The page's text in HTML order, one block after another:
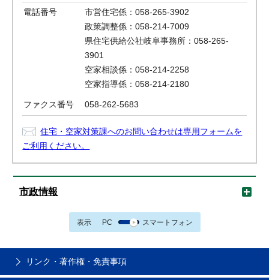
電話番号
市営住宅係：058-265-3902
政策調整係：058‐214-7009
県住宅供給公社岐阜事務所：058-265-
3901
空家相談係：058‐214-2258
空家指導係：058‐214-2180
ファクス番号 058-262-5683
住宅・空家対策課へのお問い合わせは専用フォームを
ご利用ください。
市政情報
表示 PC スマートフォン
リンク・著作権・免責事項